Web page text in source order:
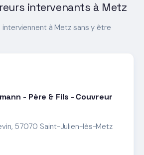
intervenants à Metz
à Metz sans y être
- Père & Fils - Couvreur
57070 Saint-Julien-lès-Metz